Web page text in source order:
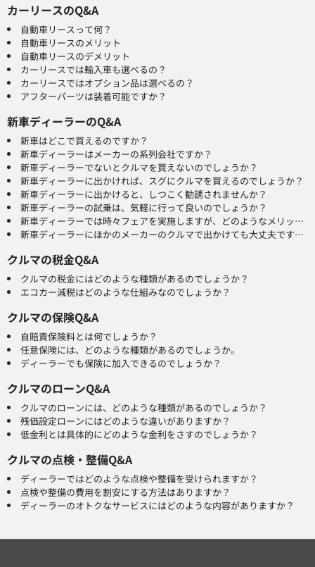
カーリースのQ&A
自動車リースって何？
自動車リースのメリット
自動車リースのデメリット
カーリースでは輸入車も選べるの？
カーリースではオプション品は選べるの？
アフターパーツは装着可能ですか？
新車ディーラーのQ&A
新車はどこで買えるのですか？
新車ディーラーはメーカーの系列会社ですか？
新車ディーラーでないとクルマを買えないのでしょうか？
新車ディーラーに出かければ、スグにクルマを買えるのでしょうか？
新車ディーラーに出かけると、しつこく勧誘されませんか？
新車ディーラーの試乗は、気軽に行って良いのでしょうか？
新車ディーラーでは時々フェアを実施しますが、どのようなメリットがあるのでしょうか？
新車ディーラーにほかのメーカーのクルマで出かけても大丈夫ですか？
クルマの税金Q&A
クルマの税金にはどのような種類があるのでしょうか？
エコカー減税はどのような仕組みなのでしょうか？
クルマの保険Q&A
自賠責保険料とは何でしょうか？
任意保険には、どのような種類があるのでしょうか。
ディーラーでも保険に加入できるのでしょうか？
クルマのローンQ&A
クルマのローンには、どのような種類があるのでしょうか？
残価設定ローンにはどのような違いがありますか？
低金利とは具体的にどのような金利をさすのでしょうか？
クルマの点検・整備Q&A
ディーラーではどのような点検や整備を受けられますか？
点検や整備の費用を割安にする方法はありますか？
ディーラーのオトクなサービスにはどのような内容がありますか？